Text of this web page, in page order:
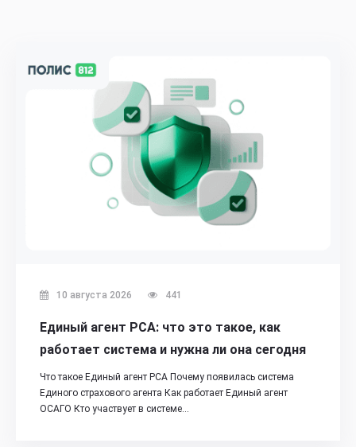
10 августа 2026 441
Единый агент РСА: что это такое, как
работает система и нужна ли она сегодня
Что такое Единый агент РСА Почему появилась система
Единого страхового агента Как работает Единый агент
ОСАГО Кто участвует в системе…